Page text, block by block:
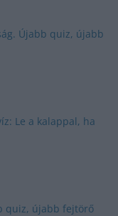
Újabb quiz, újabb
Le a kalappal, ha
quiz, újabb fejtörő